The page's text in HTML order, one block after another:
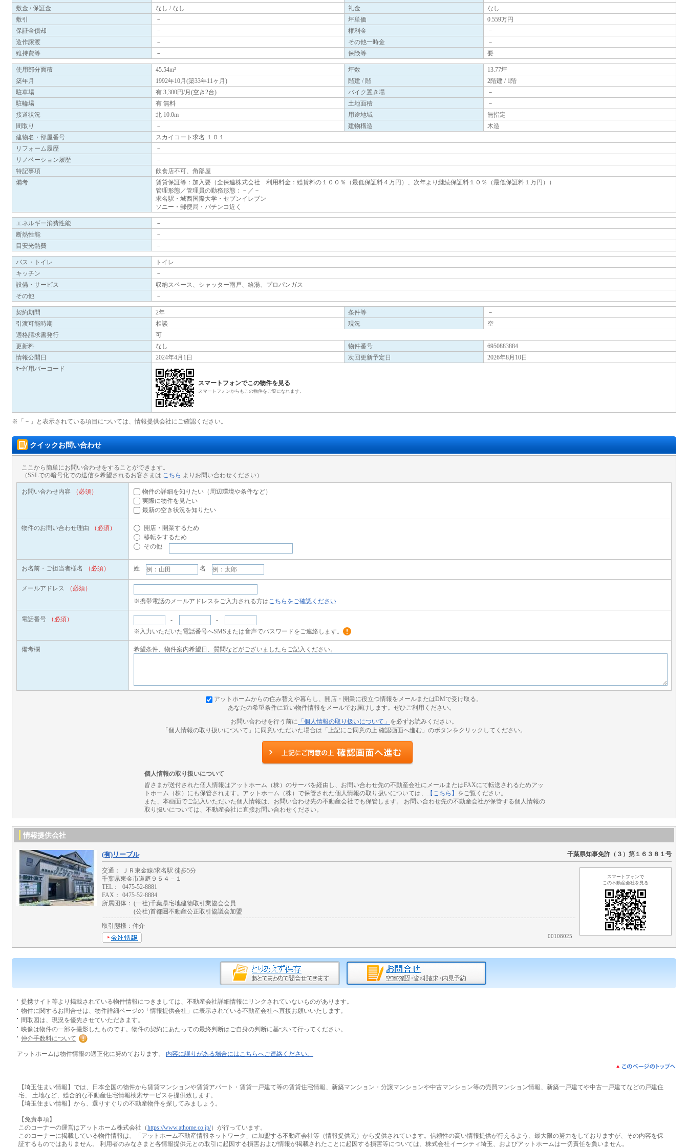
敷金 / 保証金
なし / なし 礼金
なし
敷引
－ 坪単価
0.559万円
保証金償却
－ 権利金
－
造作譲渡
－ その他一時金
－
維持費等
－ 保険等 要
使用部分面積 45.54m² 坪数
13.77坪
築年月
1992年10月(築33年11ヶ月) 階建 / 階
2階建 / 1階
駐車場
有 3,300円/月(空き2台) バイク置き場
－
駐輪場
有 無料 土地面積
－
接道状況
北 10.0m 用途地域
無指定
間取り
－ 建物構造
木造
建物名・部屋番号
スカイコート求名 １０１
リフォーム履歴
－
リノベーション履歴
－
特記事項
飲食店不可、角部屋
備考
賃貸保証等：加入要（全保連株式会社 利用料金：総賃料の１００％（最低保証料４万円）、次年より継続保証料１０％（最低保証料１万円））
管理形態／管理員の勤務形態：－／－
求名駅・城西国際大学・セブンイレブン
ソニー・郵便局・パチンコ近く
エネルギー消費性能
－
断熱性能
－
目安光熱費
－
バス・トイレ
トイレ
キッチン
－
設備・サービス
収納スペース、シャッター雨戸、給湯、プロパンガス
その他
－
契約期間 2年 条件等
－
引渡可能時期
相談 現況
空
適格請求書発行
可
更新料
なし 物件番号
6950883884
情報公開日
2024年4月1日 次回更新予定日
2026年8月10日
ｹｰﾀｲ用バーコード
スマートフォンでこの物件を見る
スマートフォンからもこの物件をご覧になれます。
※「－」と表示されている項目については、情報提供会社にご確認ください。
クイックお問い合わせ
ここから簡単にお問い合わせをすることができます。
（SSLでの暗号化での送信を希望されるお客さまは こちら よりお問い合わせください）
お問い合わせ内容 （必須）
物件の詳細を知りたい（周辺環境や条件など）
実際に物件を見たい
最新の空き状況を知りたい
物件のお問い合わせ理由 （必須）
開店・開業するため
移転をするため
その他
お名前・ご担当者様名 （必須） 姓 名
メールアドレス
（必須）
※携帯電話のメールアドレスをご入力される方はこちらをご確認ください
電話番号 （必須） -
-
※入力いただいた電話番号へSMSまたは音声でパスワードをご連絡します。
備考欄 希望条件、物件案内希望日、質問などがございましたらご記入ください。
アットホームからの住み替えや暮らし、開店・開業に役立つ情報をメールまたはDMで受け取る。
あなたの希望条件に近い物件情報をメールでお届けします。ぜひご利用ください。
お問い合わせを行う前に 「個人情報の取り扱いについて」 を必ずお読みください。
「個人情報の取り扱いについて」に同意いただいた場合は「上記にご同意の上 確認画面へ進む」のボタンをクリックしてください。
個人情報の取り扱いについて
皆さまが送付された個人情報はアットホーム（株）のサーバを経由し、お問い合わせ先の不動産会社にメールまたはFAXにて転送されるためアッ
トホーム（株）にも保管されます。アットホーム（株）で保管された個人情報の取り扱いについては、
【こちら】
をご覧ください。
また、本画面でご記入いただいた個人情報は、お問い合わせ先の不動産会社でも保管します。 お問い合わせ先の不動産会社が保管する個人情報の
取り扱いについては、不動産会社に直接お問い合わせください。
情報提供会社
(有)リーブル 千葉県知事免許（３）第１６３８１号
交通：
ＪＲ東金線/求名駅 徒歩5分
千葉県東金市道庭９５４－１
TEL：
0475-52-8881
FAX：
0475-52-8884
所属団体： (一社)千葉県宅地建物取引業協会会員
(公社)首都圏不動産公正取引協議会加盟
取引態様：仲介
00108025
スマートフォンで
この不動産会社を見る
提携サイト等より掲載されている物件情報につきましては、不動産会社詳細情報にリンクされていないものがあります。
物件に関するお問合せは、物件詳細ページの「情報提供会社」に表示されている不動産会社へ直接お願いいたします。
間取図は、現況を優先させていただきます。
映像は物件の一部を撮影したものです。物件の契約にあたっての最終判断はご自身の判断に基づいて行ってください。
仲介手数料について
アットホームは物件情報の適正化に努めております。 内容に誤りがある場合にはこちらへご連絡ください。
【埼玉住まい情報】では、日本全国の物件から賃貸マンションや賃貸アパート・賃貸一戸建て等の賃貸住宅情報、新築マンション・分譲マンションや中古マンション等の売買マンション情報、新築一戸建てや中古一戸建てなどの戸建住
宅、 土地など、総合的な不動産住宅情報検索サービスを提供致します。
【埼玉住まい情報】から、選りすぐりの不動産物件を探してみましょう。
【免責事項】
このコーナーの運営はアットホーム株式会社（https://www.athome.co.jp/）が行っています。
このコーナーに掲載している物件情報は、「アットホーム不動産情報ネットワーク」に加盟する不動産会社等（情報提供元）から提供されています。信頼性の高い情報提供が行えるよう、最大限の努力をしておりますが、その内容を保
証するものではありません。 利用者のみなさまと各情報提供元との取引に起因する損害および情報が掲載されたことに起因する損害等については、株式会社イーシティ埼玉、およびアットホームは一切責任を負いません。